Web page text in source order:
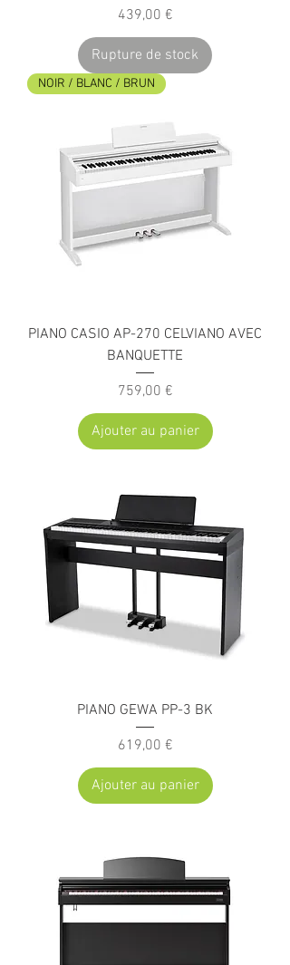
Prix
439,00 €
Rupture de stock
NOIR / BLANC / BRUN
PIANO CASIO AP-270 CELVIANO AVEC
BANQUETTE
Prix
759,00 €
Ajouter au panier
PIANO GEWA PP-3 BK
Prix
619,00 €
Ajouter au panier